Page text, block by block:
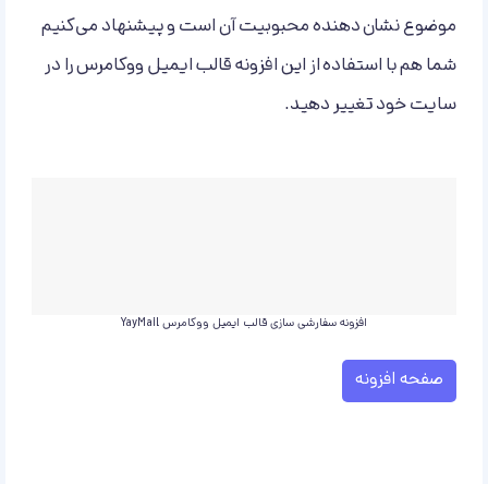
موضوع نشان دهنده محبوبیت آن است و پیشنهاد می‌کنیم
شما هم با استفاده از این افزونه قالب ایمیل ووکامرس را در
سایت خود تغییر دهید.
افزونه سفارشی سازی قالب ایمیل ووکامرس YayMail
صفحه افزونه